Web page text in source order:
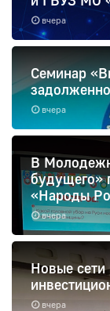
вчера
вчера
Семинар
вчера
В
будущего»
«Народы
вчера
Новые сети